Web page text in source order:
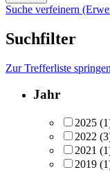
Suche verfeinern
Suchfilter
Zur Trefferliste springen
Jahr
2025
2022
2021
2019